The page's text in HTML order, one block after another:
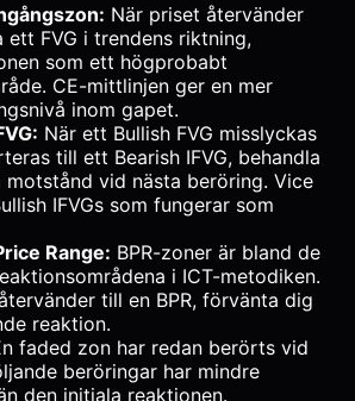
När priset återvänder
FVG i trendens riktning,
som ett högprobabt
CE-mittlinjen ger en mer
inom gapet.
När ett Bullish FVG misslyckas
till ett Bearish IFVG, behandla
motstånd vid nästa beröring. Vice
IFVGs som fungerar som
Range: BPR-zoner är bland de
i ICT-metodiken.
till en BPR, förvänta dig
reaktion.
faded zon har redan berörts vid
beröringar har mindre
den initiala reaktionen.